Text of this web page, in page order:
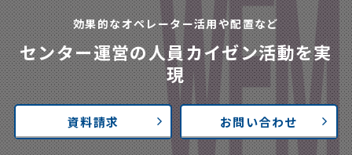
効果的なオペレーター活用や配置など
センター運営の人員カイゼン活動を実
現
資料請求 お問い合わせ